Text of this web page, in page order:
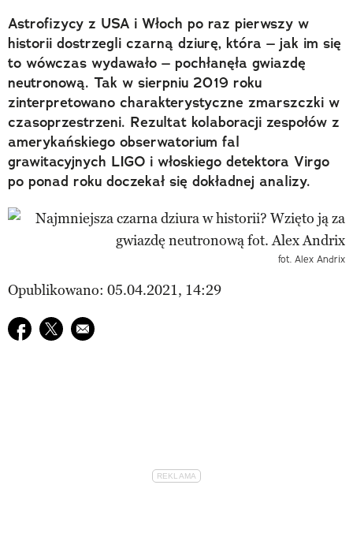
Astrofizycy z USA i Włoch po raz pierwszy w
historii dostrzegli czarną dziurę, która – jak im się
to wówczas wydawało – pochłanęła gwiazdę
neutronową. Tak w sierpniu 2019 roku
zinterpretowano charakterystyczne zmarszczki w
czasoprzestrzeni. Rezultat kolaboracji zespołów z
amerykańskiego obserwatorium fal
grawitacyjnych LIGO i włoskiego detektora Virgo
po ponad roku doczekał się dokładnej analizy.
fot. Alex Andrix
Opublikowano: 05.04.2021, 14:29
Udostępnij na facebook
Udostępnij na twitter
E-mail do przyjaciela